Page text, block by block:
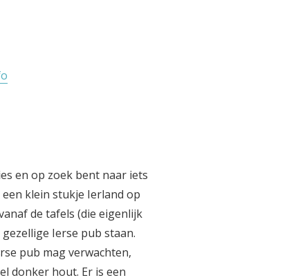
en op zoek bent naar iets
klein stukje Ierland op
de tafels (die eigenlijk
Ierse pub staan.
pub mag verwachten,
donker hout. Er is een